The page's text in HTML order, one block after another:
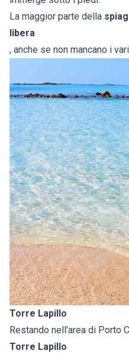
La maggior parte della
libera
, anche se non mancano i
Torre Lapillo
Restando nell'area di Porto
Torre Lapillo